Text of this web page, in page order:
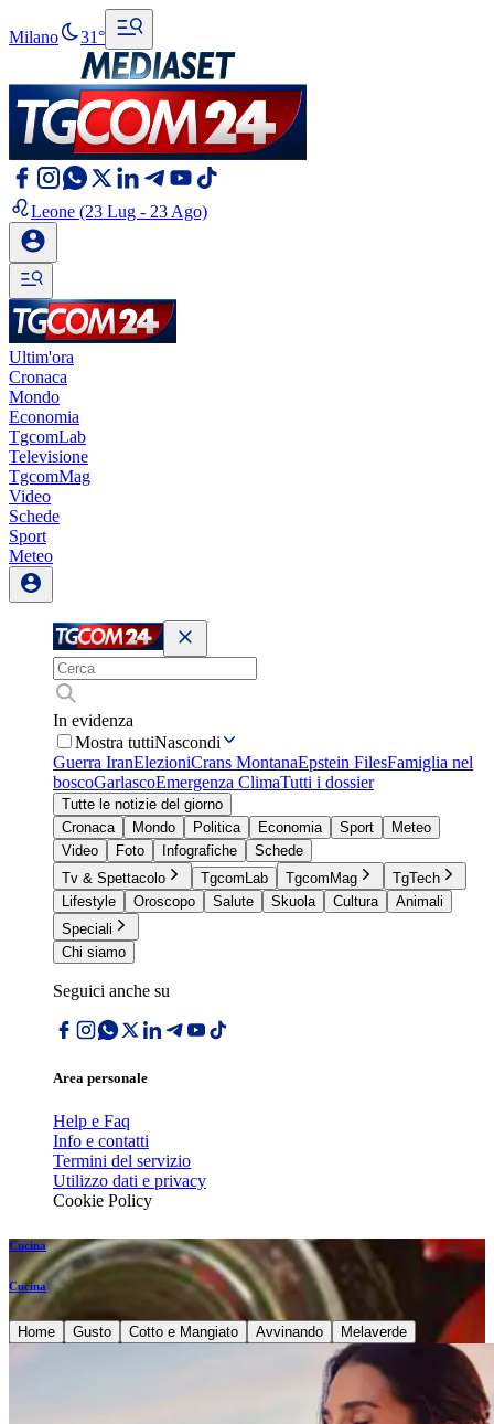
Milano 31°
Leone (23 Lug - 23 Ago)
Ultim'ora
Cronaca
Mondo
Economia
TgcomLab
Televisione
TgcomMag
Video
Schede
Sport
Meteo
In evidenza
Mostra tuttiNascondi
Guerra IranElezioniCrans MontanaEpstein FilesFamiglia nel
boscoGarlascoEmergenza ClimaTutti i dossier
Tutte le notizie del giorno
Cronaca
Mondo Politica Economia Sport
Meteo
Video
Foto Infografiche
Schede
Tv & Spettacolo
TgcomLab TgcomMag
TgTech
Lifestyle
Oroscopo Salute Skuola Cultura
Animali
Speciali
Chi siamo
Seguici anche su
Area personale
Help e Faq
Info e contatti
Termini del servizio
Utilizzo dati e privacy
Cookie Policy
Cucina
Cucina
Home Gusto Cotto e Mangiato Avvinando Melaverde